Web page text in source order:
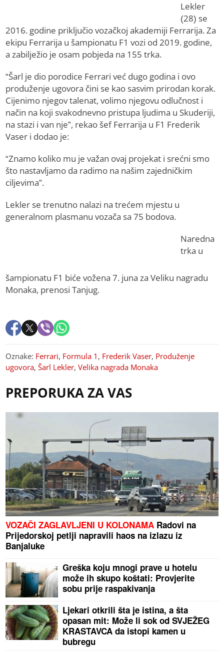
Lekler
(28) se
2016. godine priključio vozačkoj akademiji Ferrarija. Za
ekipu Ferrarija u šampionatu F1 vozi od 2019. godine,
a zabilježio je osam pobjeda na 155 trka.
“Šarl je dio porodice Ferrari već dugo godina i ovo
produženje ugovora čini se kao sasvim prirodan korak.
Cijenimo njegov talenat, volimo njegovu odlučnost i
način na koji svakodnevno pristupa ljudima u Skuderiji,
na stazi i van nje”, rekao šef Ferrarija u F1 Frederik
Vaser i dodao je:
“Znamo koliko mu je važan ovaj projekat i srećni smo
što nastavljamo da radimo na našim zajedničkim
ciljevima”.
Lekler se trenutno nalazi na trećem mjestu u
generalnom plasmanu vozača sa 75 bodova.
Naredna
trka u
šampionatu F1 biće vožena 7. juna za Veliku nagradu
Monaka, prenosi Tanjug.
Oznake: Ferrari, Formula 1 , Frederik Vaser, Produženje
ugovora,Šarl Lekler,Velika nagrada Monaka
PREPORUKA ZA VAS
VOZAČI ZAGLAVLJENI U KOLONAMA Radovi na
Prijedorskoj petlji napravili haos na izlazu iz
Banjaluke
Greška koju mnogi prave u hotelu
može ih skupo koštati: Provjerite
sobu prije raspakivanja
Ljekari otkrili šta je istina, a šta
opasan mit: Može li sok od SVJEŽEG
KRASTAVCA da istopi kamen u
bubregu